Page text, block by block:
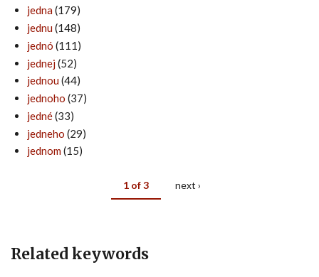
jedna(179)
jednu(148)
jednó (111)
jednej(52)
jednou(44)
jednoho (37)
jedné(33)
jedneho (29)
jednom(15)
1 of 3 next ›
Related keywords